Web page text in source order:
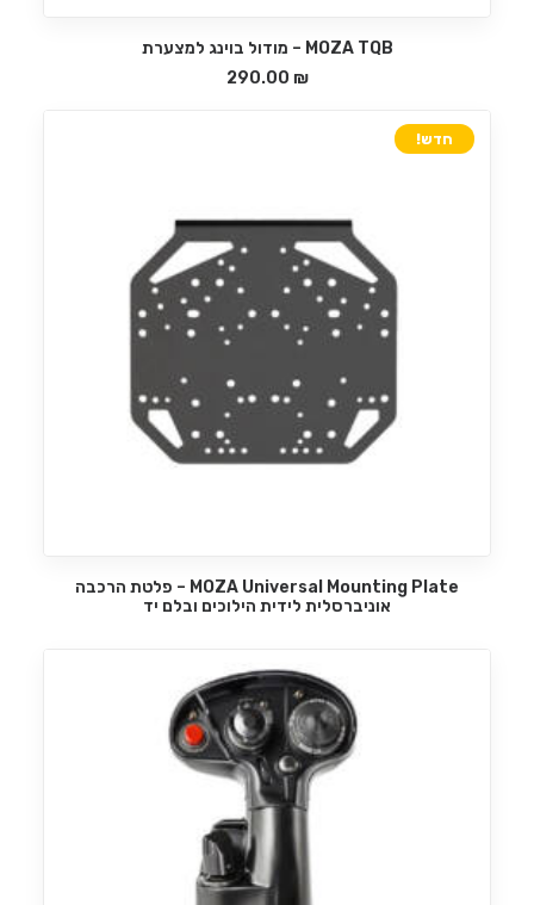
MOZA TQB – מודול בוינג למצערת
290.00 ₪
חדש!
מידע נוסף
MOZA Universal Mounting Plate – פלטת הרכבה
אוניברסלית לידית הילוכים ובלם יד